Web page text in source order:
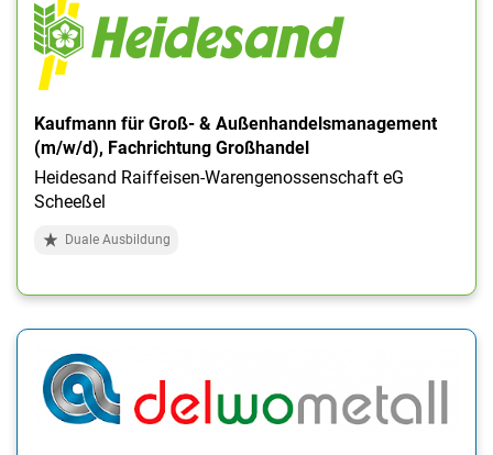
Kaufmann für Groß- & Außenhandelsmanagement
(m/w/d), Fachrichtung Großhandel
Heidesand Raiffeisen-Warengenossenschaft eG
Scheeßel
Duale Ausbildung